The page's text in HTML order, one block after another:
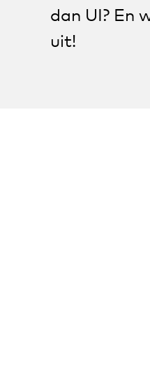
dan UI? En
uit!